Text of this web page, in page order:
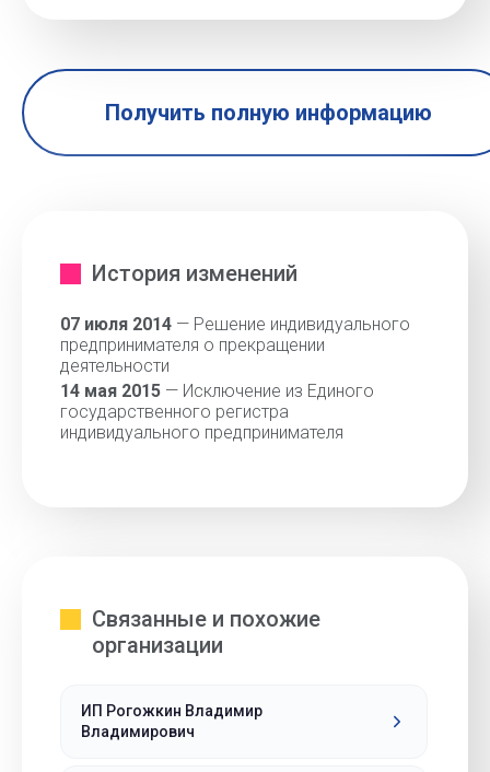
Получить полную информацию
История изменений
07 июля 2014 — Решение индивидуального
предпринимателя о прекращении
деятельности
14 мая 2015 — Исключение из Единого
государственного регистра
индивидуального предпринимателя
Связанные и похожие
организации
ИП Рогожкин Владимир
Владимирович